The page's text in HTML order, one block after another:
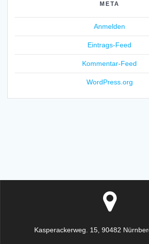
META
Anmelden
Eintrags-Feed
Kommentar-Feed
WordPress.org
Kasperackerweg. 15, 90482